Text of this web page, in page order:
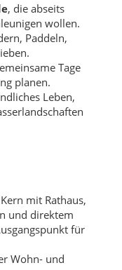
, die abseits
wollen.
Paddeln,
Tage
planen.
Leben,
mit Rathaus,
und direktem
für
Wohn- und